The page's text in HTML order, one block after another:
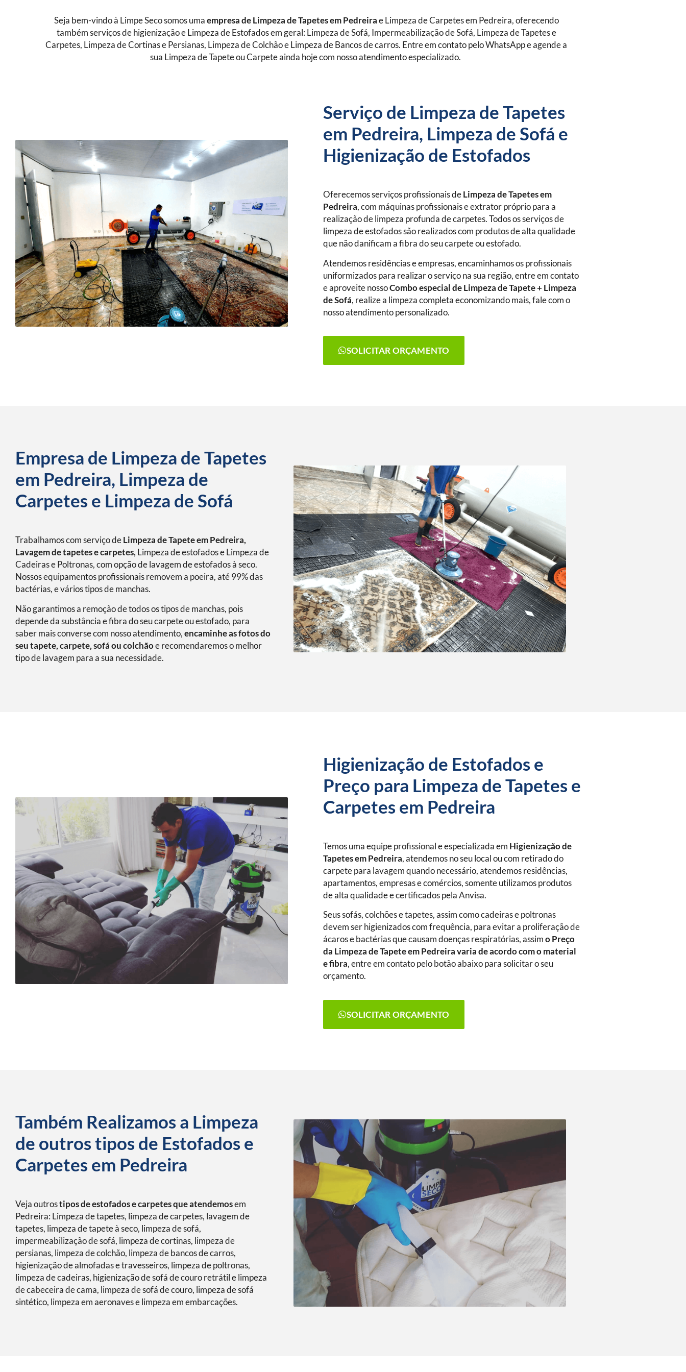
Seja bem-vindo à Limpe Seco somos uma empresa de Limpeza de Tapetesem Pedreira e Limpeza de Carpetes em Pedreira, oferecendo
também serviços de higienização e Limpeza de Estofados em geral: Limpeza de Sofá, Impermeabilização de Sofá, Limpeza de Tapetes e
Carpetes, Limpeza de Cortinas e Persianas, Limpeza de Colchão e Limpeza de Bancos de carros. Entre em contato pelo WhatsApp e agende a
sua Limpeza de Tapete ou Carpete ainda hoje com nosso atendimento especializado.
Serviço de Limpeza de Tapetes
em Pedreira, Limpeza de Sofá e
Higienização de Estofados
Oferecemos serviços profissionais de Limpeza de Tapetesem
Pedreira, com máquinas profissionais e extrator próprio para a
realização de limpeza profunda de carpetes. Todos os serviços de
limpeza de estofados são realizados com produtos de alta qualidade
que não danificam a fibra do seu carpete ou estofado.
Atendemos residências e empresas, encaminhamos os profissionais
uniformizados para realizar o serviço na sua região, entre em contato
e aproveite nossoCombo especial de Limpeza de Tapete + Limpeza
de Sofá, realize a limpeza completa economizando mais, fale com o
nosso atendimento personalizado.
SOLICITAR ORÇAMENTO
Empresa de Limpeza de Tapetes
em Pedreira, Limpeza de
Carpetes e Limpeza de Sofá
Trabalhamos com serviço de Limpeza de Tapete em Pedreira,
Lavagem de tapetes e carpetes, Limpeza de estofados e Limpeza de
Cadeiras e Poltronas, com opção de lavagem de estofados à seco.
Nossos equipamentos profissionais removem a poeira, até 99% das
bactérias, e vários tipos de manchas.
Não garantimos a remoção de todos os tipos de manchas, pois
depende da substância e fibra do seu carpete ou estofado, para
saber mais converse com nosso atendimento, encaminhe as fotos do
seu tapete, carpete, sofá ou colchãoe recomendaremos o melhor
tipo de lavagem para a sua necessidade.
Higienização de Estofados e
Preço para Limpeza de Tapetes e
Carpetes em Pedreira
Temos uma equipe profissional e especializada em Higienização de
Tapetesem Pedreira, atendemos no seu local ou com retirado do
carpete para lavagem quando necessário, atendemos residências,
apartamentos, empresas e comércios, somente utilizamos produtos
de alta qualidade e certificados pela Anvisa.
Seus sofás, colchões e tapetes, assim como cadeiras e poltronas
devem ser higienizados com frequência, para evitar a proliferação de
ácaros e bactérias que causam doenças respiratórias, assimo Preço
da Limpeza de Tapeteem Pedreiravaria de acordo com o material
e fibra, entre em contato pelo botão abaixo para solicitar o seu
orçamento.
SOLICITAR ORÇAMENTO
Também Realizamos a Limpeza
de outros tipos de Estofados e
Carpetes em Pedreira
Veja outrostipos de estofados e carpetes que atendemosem
Pedreira: Limpeza de tapetes, limpeza de carpetes, lavagem de
tapetes, limpeza de tapete à seco, limpeza de sofá,
impermeabilização de sofá, limpeza de cortinas, limpeza de
persianas, limpeza de colchão, limpeza de bancos de carros,
higienização de almofadas e travesseiros, limpeza de poltronas,
limpeza de cadeiras, higienização de sofá de couro retrátil e limpeza
de cabeceira de cama, limpeza de sofá de couro, limpeza de sofá
sintético, limpeza em aeronaves e limpeza em embarcações.